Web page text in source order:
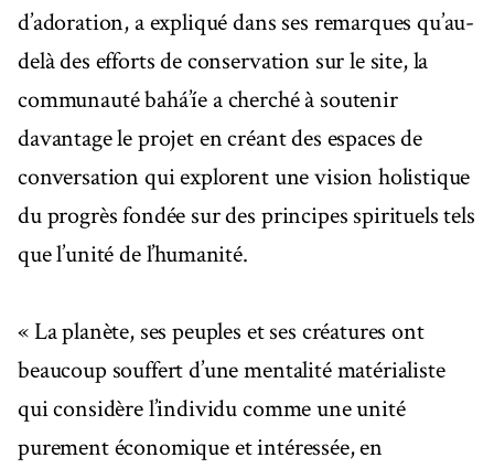
d’adoration, a expliqué dans ses remarques qu’au-
delà des efforts de conservation sur le site, la
communauté bahá’íe a cherché à soutenir
davantage le projet en créant des espaces de
conversation qui explorent une vision holistique
du progrès fondée sur des principes spirituels tels
que l’unité de l’humanité.
« La planète, ses peuples et ses créatures ont
beaucoup souffert d’une mentalité matérialiste
qui considère l’individu comme une unité
purement économique et intéressée, en